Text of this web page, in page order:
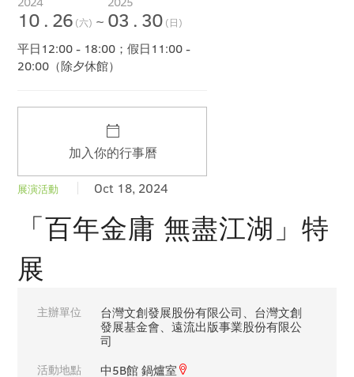
10 . 26 (六) ~ 03 . 30 (日)
平日12:00 - 18:00；假日11:00 -
20:00（除夕休館）
加入你的行事曆
展演活動 Oct 18, 2024
「百年金庸 無盡江湖」特
展
主辦單位
台灣文創發展股份有限公司、台灣文創
發展基金會、遠流出版事業股份有限公
司
活動地點 中5B館 鍋爐室